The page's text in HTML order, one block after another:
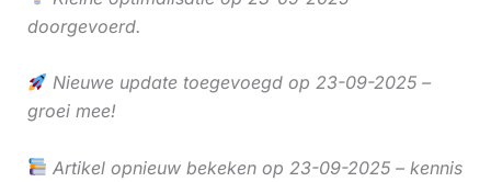
doorgevoerd.
Nieuwe update toegevoegd op 23-09-2025 –
groei mee!
Artikel opnieuw bekeken op 23-09-2025 – kennis